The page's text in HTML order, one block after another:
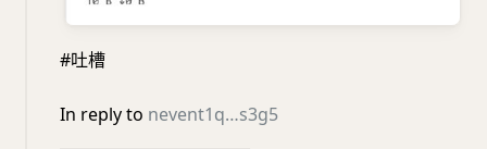
#吐槽
In reply to nevent1q…s3g5